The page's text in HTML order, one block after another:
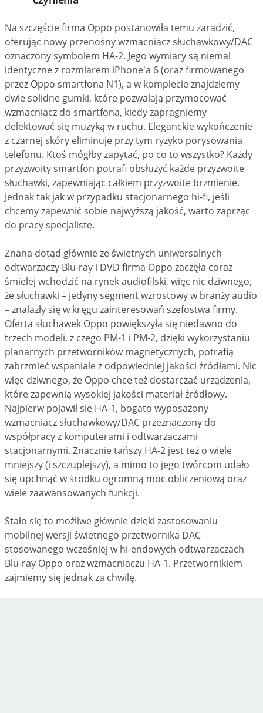
Na szczęście firma Oppo postanowiła temu zaradzić,
oferując nowy przenośny wzmacniacz słuchawkowy/DAC
oznaczony symbolem HA-2. Jego wymiary są niemal
identyczne z rozmiarem iPhone'a 6 (oraz firmowanego
przez Oppo smartfona N1), a w komplecie znajdziemy
dwie solidne gumki, które pozwalają przymocować
wzmacniacz do smartfona, kiedy zapragniemy
delektować się muzyką w ruchu. Eleganckie wykończenie
z czarnej skóry eliminuje przy tym ryzyko porysowania
telefonu. Ktoś mógłby zapytać, po co to wszystko? Każdy
przyzwoity smartfon potrafi obsłużyć każde przyzwoite
słuchawki, zapewniając całkiem przyzwoite brzmienie.
Jednak tak jak w przypadku stacjonarnego hi-fi, jeśli
chcemy zapewnić sobie najwyższą jakość, warto zaprząc
do pracy specjalistę.
Znana dotąd głównie ze świetnych uniwersalnych
odtwarzaczy Blu-ray i DVD firma Oppo zaczęła coraz
śmielej wchodzić na rynek audiofilski, więc nic dziwnego,
że słuchawki – jedyny segment wzrostowy w branży audio
– znalazły się w kręgu zainteresowań szefostwa firmy.
Oferta słuchawek Oppo powiększyła się niedawno do
trzech modeli, z czego PM-1 i PM-2, dzięki wykorzystaniu
planarnych przetworników magnetycznych, potrafią
zabrzmieć wspaniale z odpowiedniej jakości źródłami. Nic
więc dziwnego, że Oppo chce też dostarczać urządzenia,
które zapewnią wysokiej jakości materiał źródłowy.
Najpierw pojawił się HA-1, bogato wyposażony
wzmacniacz słuchawkowy/DAC przeznaczony do
współpracy z komputerami i odtwarzaczami
stacjonarnymi. Znacznie tańszy HA-2 jest też o wiele
mniejszy (i szczuplejszy), a mimo to jego twórcom udało
się upchnąć w środku ogromną moc obliczeniową oraz
wiele zaawansowanych funkcji.
Stało się to możliwe głównie dzięki zastosowaniu
mobilnej wersji świetnego przetwornika DAC
stosowanego wcześniej w hi-endowych odtwarzaczach
Blu-ray Oppo oraz wzmacniaczu HA-1. Przetwornikiem
zajmiemy się jednak za chwilę.